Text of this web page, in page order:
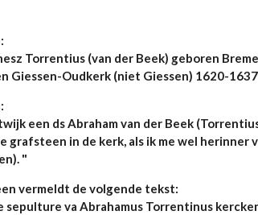
Torrentius (van der Beek) geboren
Giessen-Oudkerk (niet Giessen) 1620-
een ds Abraham van der Beek
grafsteen in de kerk, als ik me wel herinner
"
vermeldt de volgende tekst:
va Abrahamus Torrentinus